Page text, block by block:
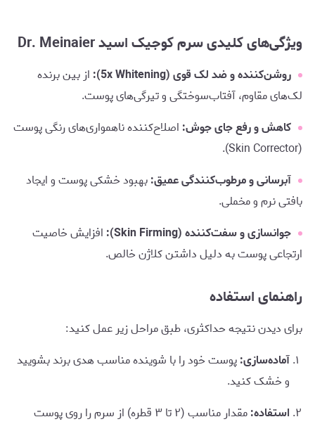
ویژگی‌های کلیدی سرم کوجیک اسید Dr. Meinaier
روشن‌کننده و ضد لک قوی (5x Whitening):
از بین برنده
لک‌های مقاوم، آفتاب‌سوختگی و تیرگی‌های پوست.
کاهش و رفع جای جوش: اصلاح‌کننده ناهمواری‌های رنگی پوست
(Skin Corrector).
آبرسانی و مرطوب‌کنندگی عمیق:بهبود خشکی پوست و ایجاد
بافتی نرم و مخملی.
جوانسازی و سفت‌کننده (Skin Firming):
افزایش خاصیت
ارتجاعی پوست به دلیل داشتن کلاژن خالص.
راهنمای استفاده
برای دیدن نتیجه حداکثری، طبق مراحل زیر عمل کنید:
آماده‌سازی:پوست خود را با شوینده مناسب هدی برند بشویید
و خشک کنید.
استفاده:
مقدار مناسب (۲ تا ۳ قطره) از سرم را روی پوست